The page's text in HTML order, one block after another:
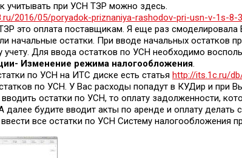
учитывать при УСН ТЗР можно здесь.
2016/05/poryadok-priznaniya-rashodov-pri-usn-v-1s-8-
это оплата поставщикам. Я еще раз смоделировала
начальные остатки. При вводе начальных остатков
учету. Для ввода остатков по УСН необходимо
Изменение режима налогообложения.
по УСН на ИТС диске есть статья http://its.1c.ru/
по УСН. У Вас расходы попадут в КУДир и при
остатки по УСН, то оплату задолженности,
далее будите вводит акты по аренде и оплату
все остатки по УСН Систему налогообложения